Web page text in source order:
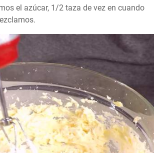
el azúcar, 1/2 taza de vez en cuando